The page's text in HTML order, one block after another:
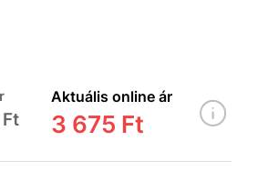
Aktuális online ár
3 675 Ft